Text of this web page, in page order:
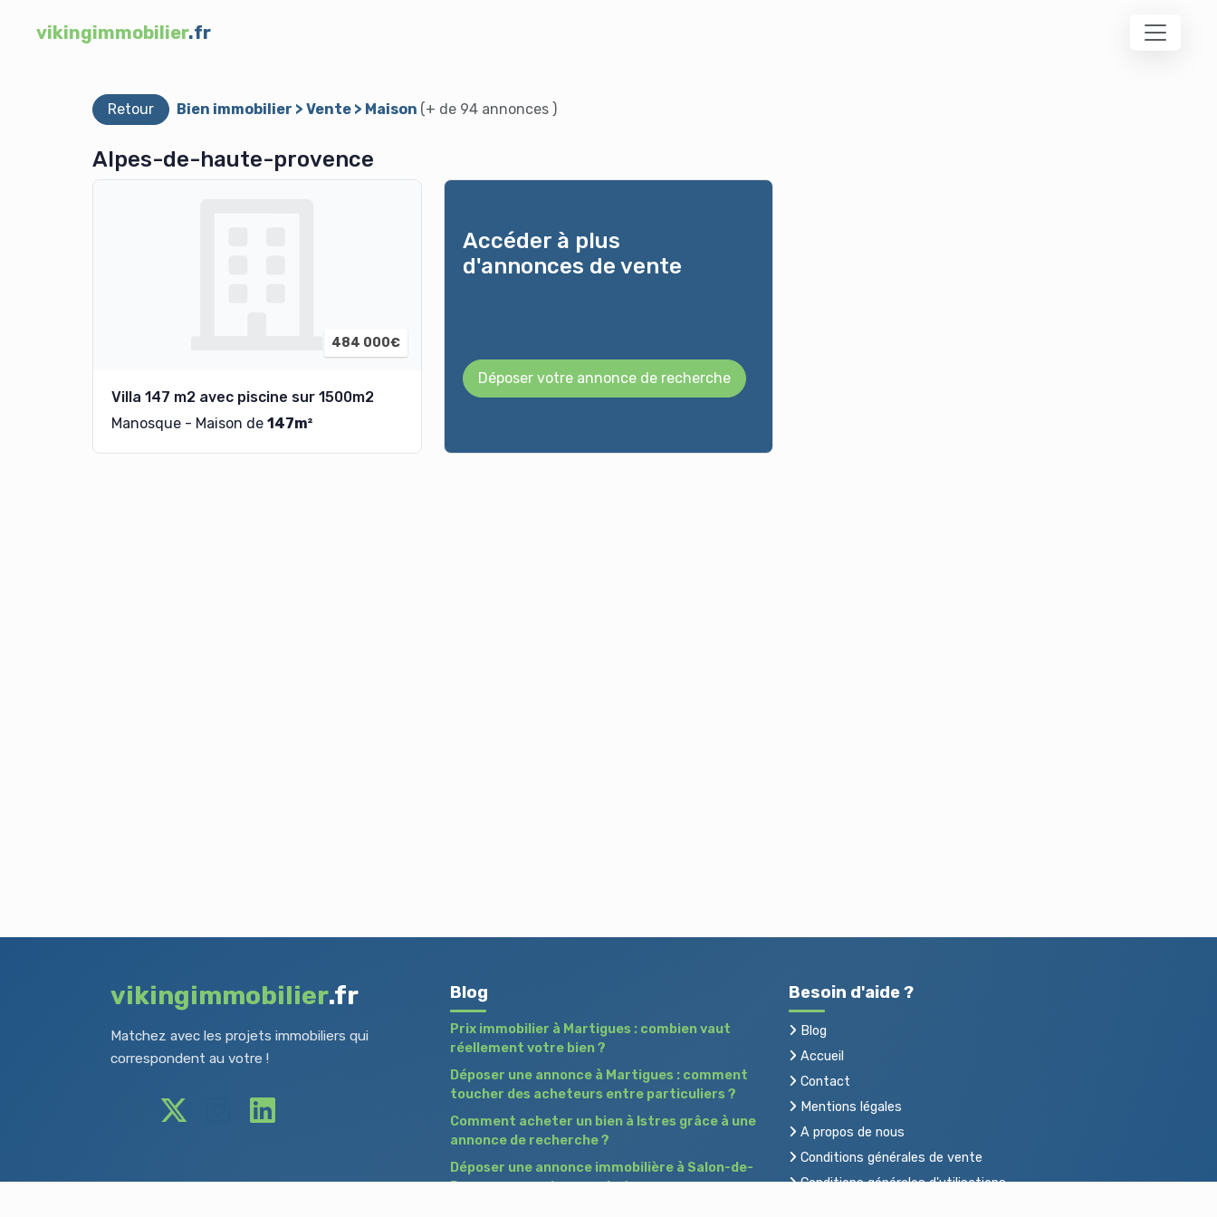
vikingimmobilier.fr
Retour Bien immobilier > Vente > Maison (+ de 94 annonces )
Alpes-de-haute-provence
484 000€
Villa 147 m2 avec piscine sur 1500m2
Manosque - Maison de 147m²
Accéder à plus
d'annonces de vente
Déposer votre annonce de recherche
vikingimmobilier.fr
Matchez avec les projets immobiliers qui
correspondent au votre !
Blog
Prix immobilier à Martigues : combien vaut
réellement votre bien ?
Déposer une annonce à Martigues : comment
toucher des acheteurs entre particuliers ?
Comment acheter un bien à Istres grâce à une
annonce de recherche ?
Déposer une annonce immobilière à Salon-de-
Provence : vendre ou acheter sans agence
Besoin d'aide ?
Blog
Accueil
Contact
Mentions légales
A propos de nous
Conditions générales de vente
Conditions générales d'utilisations